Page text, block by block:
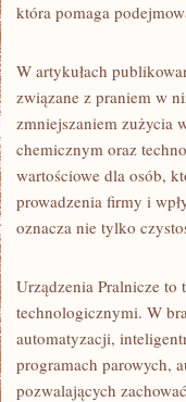
która pomaga
W artykułach
związane z praniem w
zmniejszaniem zużycia
chemicznym oraz
wartościowe dla osób,
prowadzenia firmy i
oznacza nie tylko
Urządzenia Pralnicze to
technologicznymi. W
automatyzacji,
programach parowych,
pozwalających